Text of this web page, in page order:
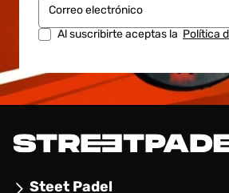
Correo electrónico
Al suscribirte aceptas la Política
Steet Padel